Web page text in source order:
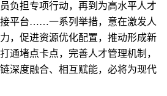
负担专项行动，再到为高水平人才
平台……一系列举措，意在激发人
，促进资源优化配置，推动形成新
通堵点卡点，完善人才管理机制，
深度融合、相互赋能，必将为现代